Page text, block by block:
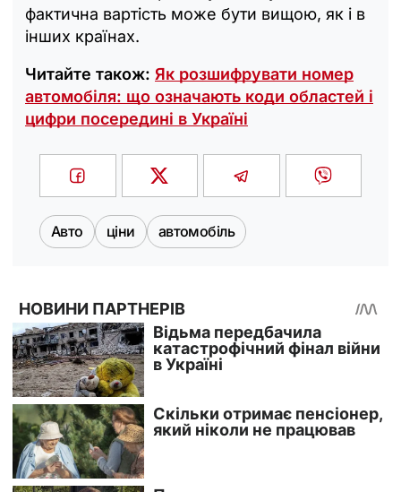
фактична вартість може бути вищою, як і в
інших країнах.
Читайте також: Як розшифрувати номер
автомобіля: що означають коди областей і
цифри посередині в Україні
Авто ціни автомобіль